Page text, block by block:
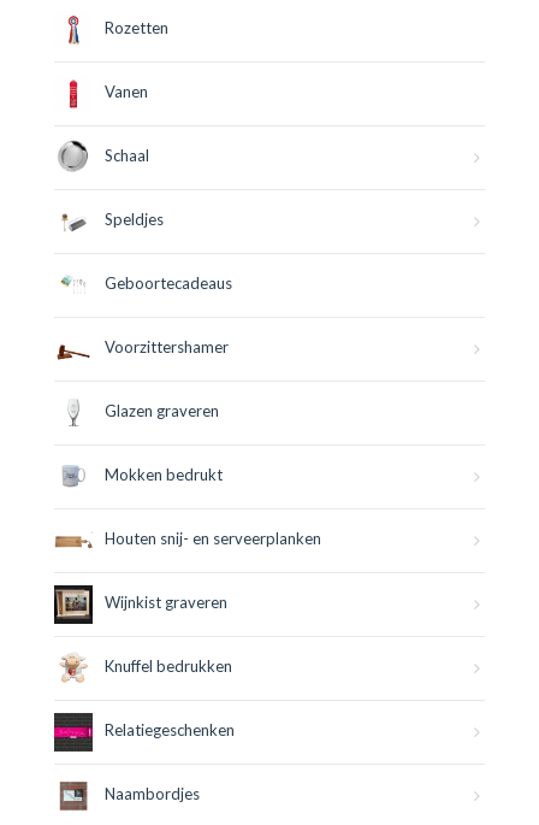
Rozetten
Vanen
Schaal
Speldjes
Geboortecadeaus
Voorzittershamer
Glazen graveren
Mokken bedrukt
Houten snij- en serveerplanken
Wijnkist graveren
Knuffel bedrukken
Relatiegeschenken
Naambordjes